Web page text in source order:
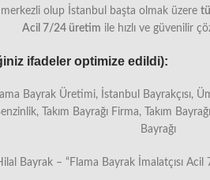
olup İstanbul başta olmak üzere
Acil 7/24 üretim ile hızlı ve güvenilir
ifadeler optimize edildi):
Bayrak Üretimi, İstanbul Bayrakçısı,
Takım Bayrağı Firma, Takım
Bayrağı
Bayrak – “Flama Bayrak İmalatçısı Acil